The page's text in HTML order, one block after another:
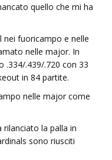
quello che mi ha
nei fuoricampo e nelle
nelle major. In
.334/.439/.720 con 33
in 84 partite.
nelle major come
la palla in
sono riusciti